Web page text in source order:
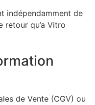
indépendamment de
retour qu’a Vitro
de Vente (CGV) ou